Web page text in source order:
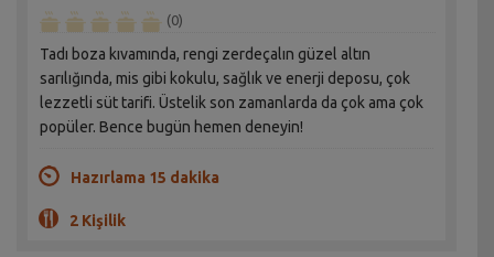
(0)
Tadı boza kıvamında, rengi zerdeçalın güzel altın
sarılığında, mis gibi kokulu, sağlık ve enerji deposu, çok
lezzetli süt tarifi. Üstelik son zamanlarda da çok ama çok
popüler. Bence bugün hemen deneyin!
Hazırlama 15 dakika
2 Kişilik